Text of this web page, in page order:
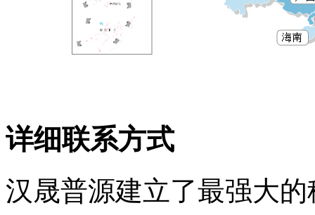
详细联系方式
汉晟普源建立了最强大